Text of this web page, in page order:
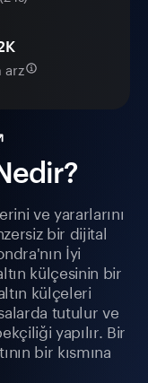
ve yararlarını
bir dijital
İyi
külçesinin bir
külçeleri
tutulur ve
yapılır. Bir
bir kısmına
arz